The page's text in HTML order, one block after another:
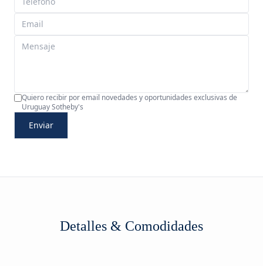
Quiero recibir por email novedades y oportunidades exclusivas de
Uruguay Sotheby's
Enviar
Detalles & Comodidades